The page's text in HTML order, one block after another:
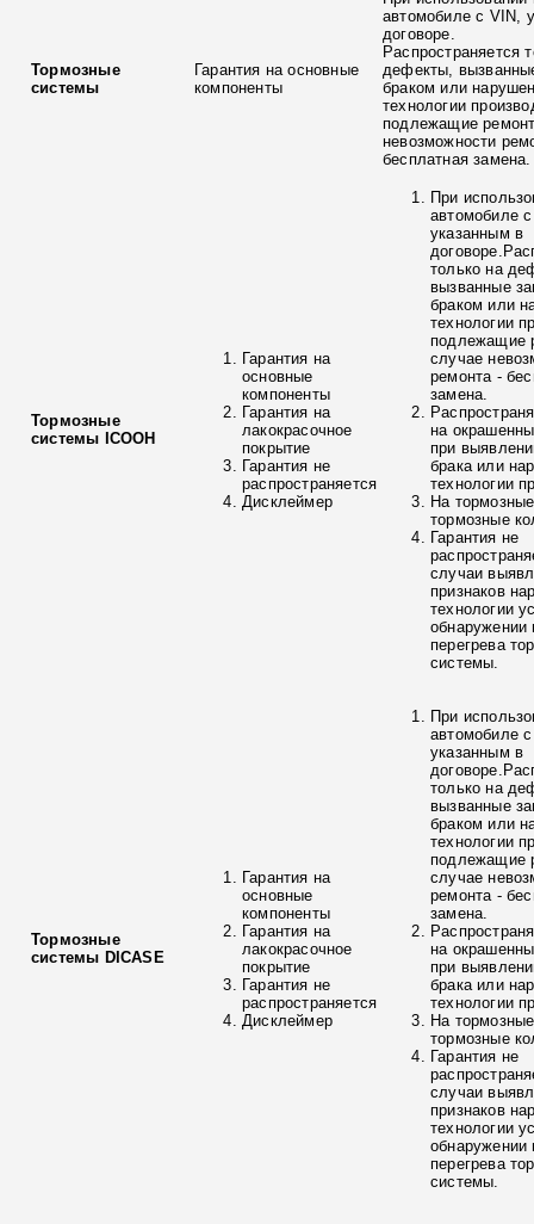
Тормозные
системы
Гарантия на основные
компоненты
автомобиле с VIN,
договоре.
Распространяется
дефекты,
браком или
технологии
подлежащие
невозможности
бесплатная замена.
Тормозные
системы ICOOH
Гарантия на
основные
компоненты
Гарантия на
лакокрасочное
покрытие
Гарантия не
распространяется
Дисклеймер
При
автомобиле
указанным в
только на
вызванные
браком или
технологии
подлежащие
случае
ремонта -
замена.
на
при
брака или
технологии
На
тормозные
Гарантия не
случаи
признаков
технологии
обнаружении
перегрева
системы.
Тормозные
системы DICASE
Гарантия на
основные
компоненты
Гарантия на
лакокрасочное
покрытие
Гарантия не
распространяется
Дисклеймер
При
автомобиле
указанным в
только на
вызванные
браком или
технологии
подлежащие
случае
ремонта -
замена.
на
при
брака или
технологии
На
тормозные
Гарантия не
случаи
признаков
технологии
обнаружении
перегрева
системы.